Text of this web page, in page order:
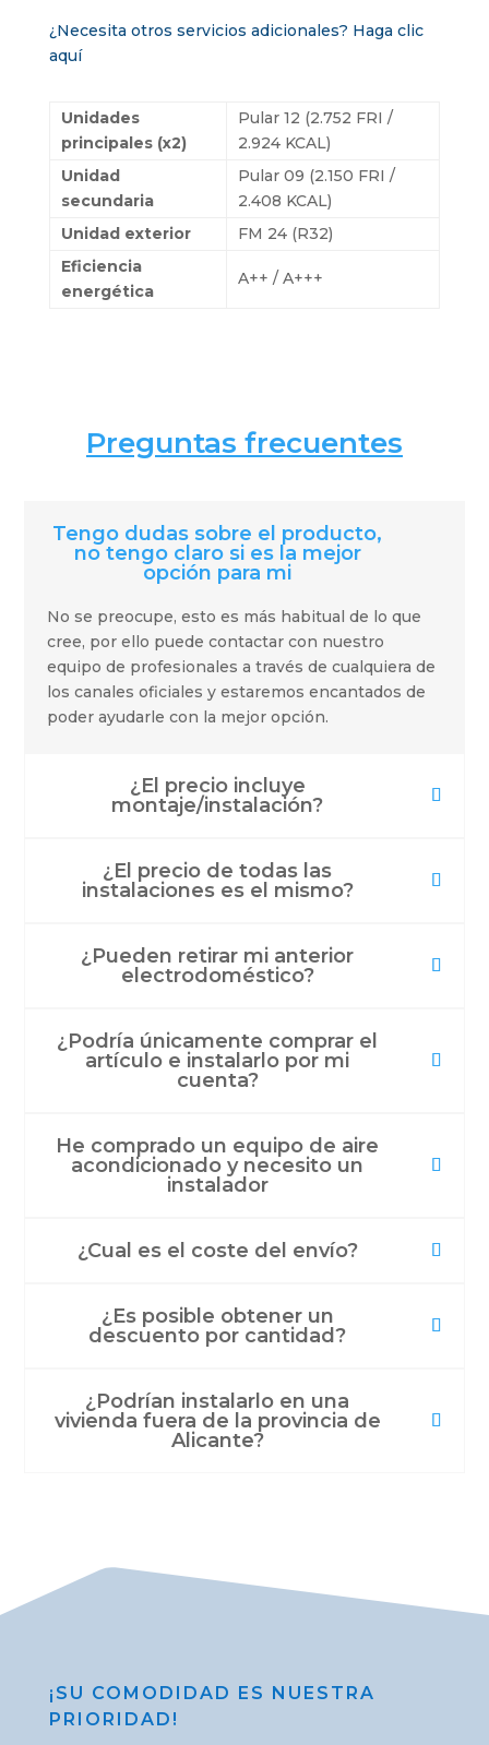
¿Necesita otros servicios adicionales? Haga clic
aquí
Unidades
principales (x2)
Pular 12 (2.752 FRI /
2.924 KCAL)
Unidad
secundaria
Pular 09 (2.150 FRI /
2.408 KCAL)
Unidad exterior
FM 24 (R32)
Eficiencia
energética
A++ / A+++
Preguntas frecuentes
Tengo dudas sobre el producto,
no tengo claro si es la mejor
opción para mi
No se preocupe, esto es más habitual de lo que
cree, por ello puede contactar con nuestro
equipo de profesionales a través de cualquiera de
los canales oficiales y estaremos encantados de
poder ayudarle con la mejor opción.
¿El precio incluye
montaje/instalación?
¿El precio de todas las
instalaciones es el mismo?
¿Pueden retirar mi anterior
electrodoméstico?
¿Podría únicamente comprar el
artículo e instalarlo por mi
cuenta?
He comprado un equipo de aire
acondicionado y necesito un
instalador
¿Cual es el coste del envío?
¿Es posible obtener un
descuento por cantidad?
¿Podrían instalarlo en una
vivienda fuera de la provincia de
Alicante?
¡SU COMODIDAD ES NUESTRA
PRIORIDAD!